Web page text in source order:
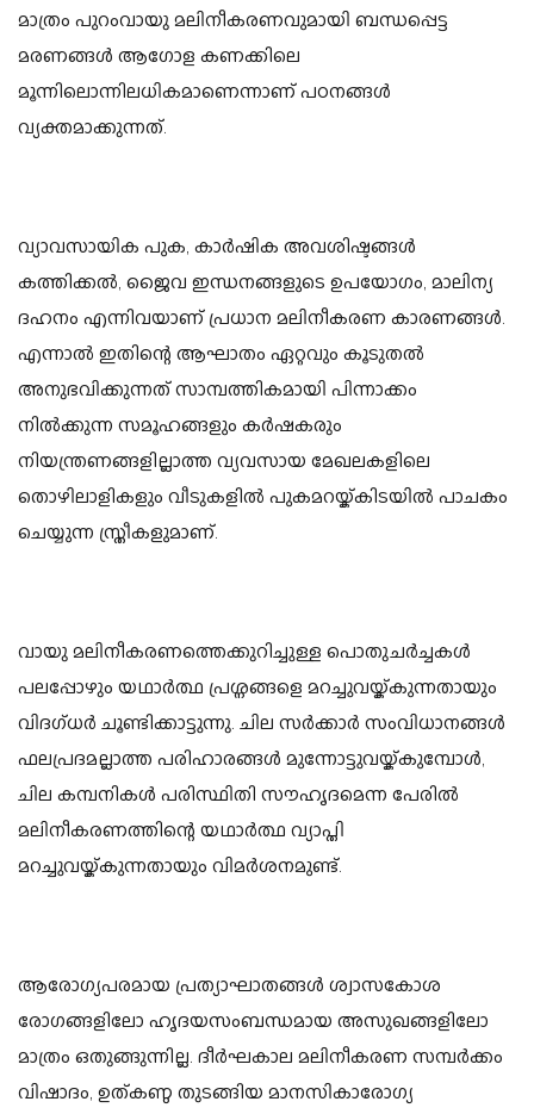
മാത്രം പുറംവായു മലിനീകരണവുമായി ബന്ധപ്പെട്ട
മരണങ്ങൾ ആഗോള കണക്കിലെ
മൂന്നിലൊന്നിലധികമാണെന്നാണ് പഠനങ്ങൾ
വ്യക്തമാക്കുന്നത്.
വ്യാവസായിക പുക, കാർഷിക അവശിഷ്ടങ്ങൾ
കത്തിക്കൽ, ജൈവ ഇന്ധനങ്ങളുടെ ഉപയോഗം, മാലിന്യ
ദഹനം എന്നിവയാണ് പ്രധാന മലിനീകരണ കാരണങ്ങൾ.
എന്നാൽ ഇതിന്റെ ആഘാതം ഏറ്റവും കൂടുതൽ
അനുഭവിക്കുന്നത് സാമ്പത്തികമായി പിന്നാക്കം
നിൽക്കുന്ന സമൂഹങ്ങളും കർഷകരും
നിയന്ത്രണങ്ങളില്ലാത്ത വ്യവസായ മേഖലകളിലെ
തൊഴിലാളികളും വീടുകളിൽ പുകമറയ്ക്കിടയിൽ പാചകം
ചെയ്യുന്ന സ്ത്രീകളുമാണ്.
വായു മലിനീകരണത്തെക്കുറിച്ചുള്ള പൊതുചർച്ചകൾ
പലപ്പോഴും യഥാർത്ഥ പ്രശ്നങ്ങളെ മറച്ചുവയ്ക്കുന്നതായും
വിദഗ്ധർ ചൂണ്ടിക്കാട്ടുന്നു. ചില സർക്കാർ സംവിധാനങ്ങൾ
ഫലപ്രദമല്ലാത്ത പരിഹാരങ്ങൾ മുന്നോട്ടുവയ്ക്കുമ്പോൾ,
ചില കമ്പനികൾ പരിസ്ഥിതി സൗഹൃദമെന്ന പേരിൽ
മലിനീകരണത്തിന്റെ യഥാർത്ഥ വ്യാപ്തി
മറച്ചുവയ്ക്കുന്നതായും വിമർശനമുണ്ട്.
ആരോഗ്യപരമായ പ്രത്യാഘാതങ്ങൾ ശ്വാസകോശ
രോഗങ്ങളിലോ ഹൃദയസംബന്ധമായ അസുഖങ്ങളിലോ
മാത്രം ഒതുങ്ങുന്നില്ല. ദീർഘകാല മലിനീകരണ സമ്പർക്കം
വിഷാദം, ഉത്കണ്ഠ തുടങ്ങിയ മാനസികാരോഗ്യ